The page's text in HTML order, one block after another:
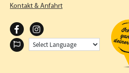
Kontakt & Anfahrt
F
N